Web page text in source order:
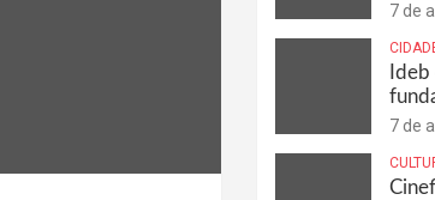
7 de
7 de